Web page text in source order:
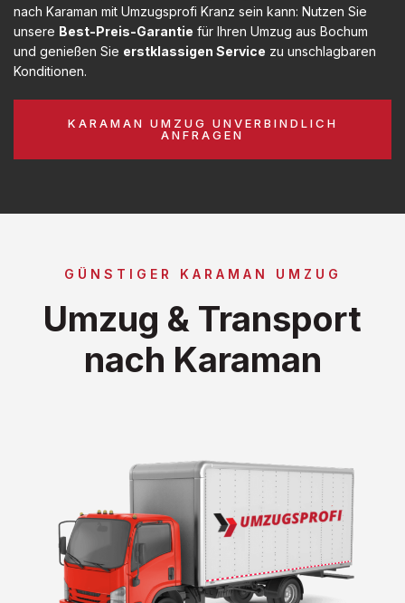
nach Karaman mit Umzugsprofi Kranz sein kann: Nutzen Sie
unsere Best-Preis-Garantie für Ihren Umzug aus Bochum
und genießen Sie erstklassigen Service zu unschlagbaren
Konditionen.
KARAMAN UMZUG UNVERBINDLICH
ANFRAGEN
GÜNSTIGER KARAMAN UMZUG
Umzug & Transport
nach Karaman